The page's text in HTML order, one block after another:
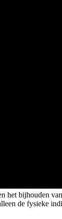
het bijhouden
de fysieke